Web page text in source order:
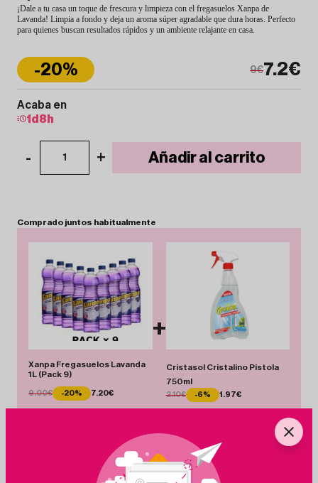
¡Dale a tu casa un toque de frescura y limpieza con el fregasuelos Xanpa de
Lavanda! Limpia a fondo y deja un aroma súper agradable que dura horas. Perfecto
para quienes buscan resultados rápidos y un ambiente relajante en casa.
7.2€
-20% 9€
Acaba en
1 d 8 h
- 1 + Añadir al carrito
Comprado juntos habitualmente
Xanpa Fregasuelos Lavanda
1L (Pack 9)
9.00€ -20% 7.20€
+
Cristasol Cristalino Pistola
750ml
2.10€ -6% 1.97€
Total 9.17 € Añadir Pack